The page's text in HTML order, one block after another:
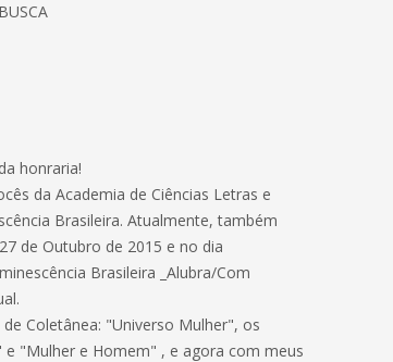
honraria!
da Academia de Ciências Letras e
Brasileira. Atualmente, também
de Outubro de 2015 e no dia
Brasileira _Alubra/Com
Coletânea: "Universo Mulher", os
"Mulher e Homem" , e agora com meus